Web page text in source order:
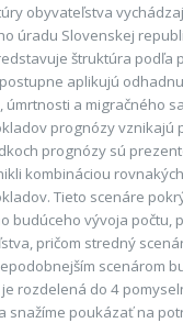
obyvateľstva
úradu Slovenskej
štruktúra podľa
aplikujú
úmrtnosti a migračného
prognózy vznikajú
prognózy sú
kombináciou
Tieto scenáre
budúceho vývoja počtu,
pričom stredný
scenárom
rozdelená do 4
snažíme poukázať na